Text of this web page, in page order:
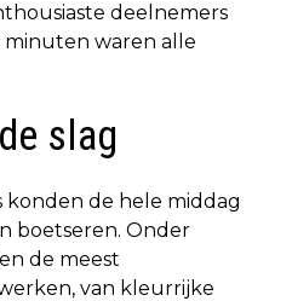
deelnemers
minuten waren alle
slag
konden de hele middag
boetseren. Onder
de meest
van kleurrijke